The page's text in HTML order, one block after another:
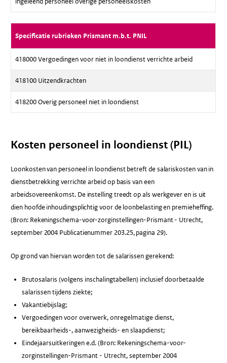
Specificatie rubrieken Prismant m.b.t. PNIL
418000 Vergoedingen voor niet in loondienst verrichte arbeid
418100 Uitzendkrachten
418200 Overig personeel niet in loondienst
Kosten personeel in loondienst (PIL)
Loonkosten van personeel in loondienst betreft de salariskosten van in
dienstbetrekking verrichte arbeid op basis van een
arbeidsovereenkomst. De instelling treedt op als werkgever en is uit
dien hoofde inhoudingsplichtig voor de loonbelasting en premieheffing.
(Bron: Rekeningschema-voor-zorginstellingen-Prismant - Utrecht,
september 2004 Publicatienummer 203.25, pagina 29).
Op grond van hiervan worden tot de salarissen gerekend:
Brutosalaris (volgens inschalingtabellen) inclusief doorbetaalde
salarissen tijdens ziekte;
Vakantiebijslag;
Vergoedingen voor overwerk, onregelmatige dienst,
bereikbaarheids-, aanwezigheids- en slaapdienst;
Eindejaarsuitkeringen e.d. (Bron: Rekeningschema-voor-
zorginstellingen-Prismant - Utrecht, september 2004